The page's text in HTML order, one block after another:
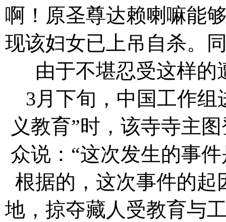
啊！原圣尊达赖喇嘛能
现该妇女已上吊自杀。
由于不堪忍受这样
3月下旬，中国工作组
义教育”时，该寺寺主
众说：“这次发生的事
根据的，这次事件的起
地，掠夺藏人受教育与